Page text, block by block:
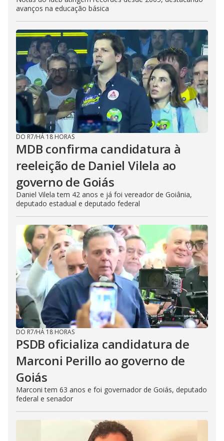
avanços na educação básica
DO R7/HÁ 18 HORAS
MDB confirma candidatura à
reeleição de Daniel Vilela ao
governo de Goiás
Daniel Vilela tem 42 anos e já foi vereador de Goiânia,
deputado estadual e deputado federal
DO R7/HÁ 18 HORAS
PSDB oficializa candidatura de
Marconi Perillo ao governo de
Goiás
Marconi tem 63 anos e foi governador de Goiás, deputado
federal e senador